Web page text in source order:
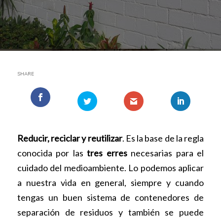
SHARE
Reducir, reciclar y reutilizar. Es la base de la regla
conocida por lastres erresnecesarias para el
cuidado del medioambiente. Lo podemos aplicar
a nuestra vida en general, siempre y cuando
tengas un buen sistema de contenedores de
separación de residuos y también se puede